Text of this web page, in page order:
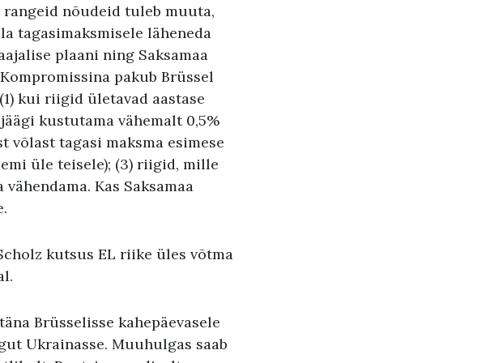
nõudeid tuleb muuta,
tagasimaksmisele läheneda
plaani ning Saksamaa
pakub Brüssel
kui riigid ületavad aastase
kustutama vähemalt 0,5%
võlast tagasi maksma esimese
üle teisele); (3) riigid, mille
Kas Saksamaa
kutsus EL riike üles võtma
Brüsselisse kahepäevasele
Ukrainasse. Muuhulgas saab